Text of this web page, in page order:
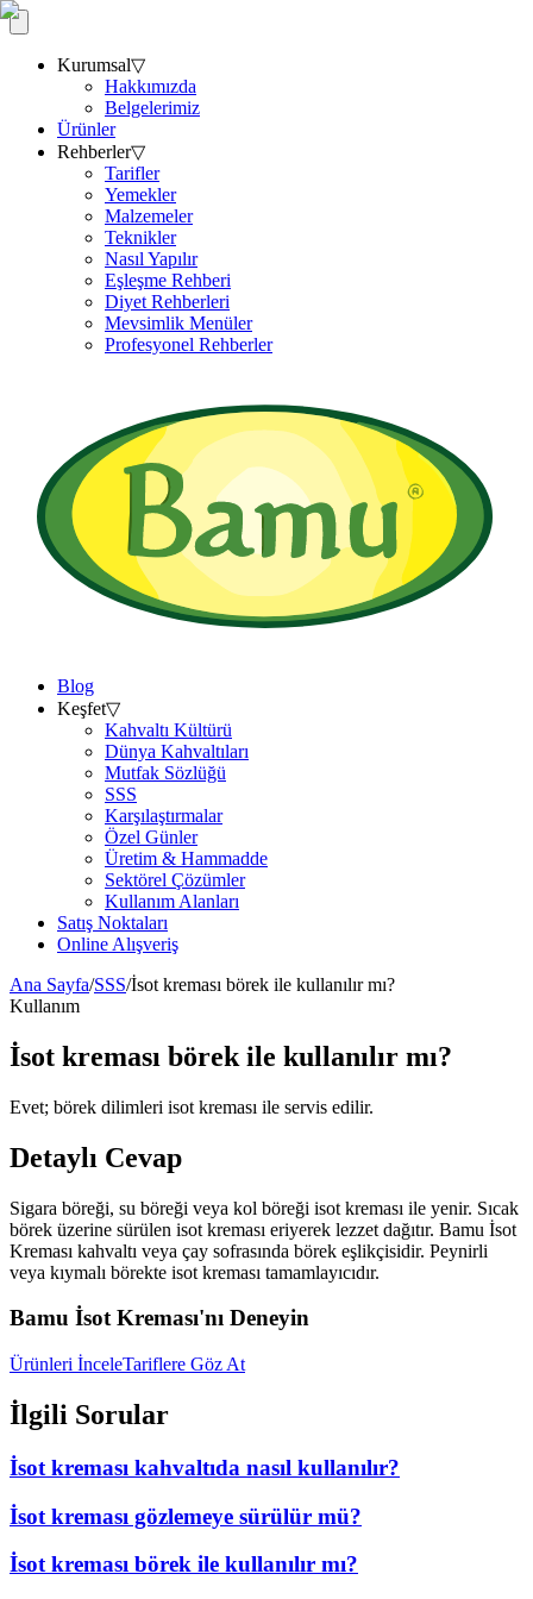
Kurumsal▽
Hakkımızda
Belgelerimiz
Ürünler
Rehberler▽
Tarifler
Yemekler
Malzemeler
Teknikler
Nasıl Yapılır
Eşleşme Rehberi
Diyet Rehberleri
Mevsimlik Menüler
Profesyonel Rehberler
Blog
Keşfet▽
Kahvaltı Kültürü
Dünya Kahvaltıları
Mutfak Sözlüğü
SSS
Karşılaştırmalar
Özel Günler
Üretim & Hammadde
Sektörel Çözümler
Kullanım Alanları
Satış Noktaları
Online Alışveriş
Ana Sayfa/SSS/İsot kreması börek ile kullanılır mı?
Kullanım
İsot kreması börek ile kullanılır mı?
Evet; börek dilimleri isot kreması ile servis edilir.
Detaylı Cevap
Sigara böreği, su böreği veya kol böreği isot kreması ile yenir. Sıcak
börek üzerine sürülen isot kreması eriyerek lezzet dağıtır. Bamu İsot
Kreması kahvaltı veya çay sofrasında börek eşlikçisidir. Peynirli
veya kıymalı börekte isot kreması tamamlayıcıdır.
Bamu İsot Kreması'nı Deneyin
Ürünleri İnceleTariflere Göz At
İlgili Sorular
İsot kreması kahvaltıda nasıl kullanılır?
İsot kreması gözlemeye sürülür mü?
İsot kreması börek ile kullanılır mı?